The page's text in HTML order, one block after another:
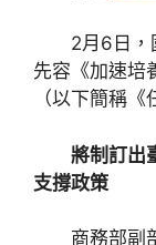
2月6日，
先容《加速培
（以下簡稱
將制訂出
支撐政策
商務部副